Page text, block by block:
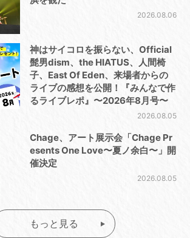
2026.08.06
神はサイコロを振らない、Official
髭男dism、the HIATUS、人間椅
子、East Of Eden、来場者からの
ライブの感想を公開！『みんなで作
るライブレポ』〜2026年8月号〜
2026.08.05
Chage、アート展示会「Chage Pr
esents One Love〜夏ノ余白〜」開
催決定
2026.08.05
もっと見る